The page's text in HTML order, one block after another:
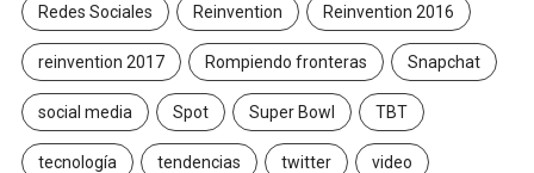
Redes Sociales Reinvention Reinvention 2016
reinvention 2017 Rompiendo fronteras Snapchat
social media Spot Super Bowl TBT
tecnología tendencias twitter video